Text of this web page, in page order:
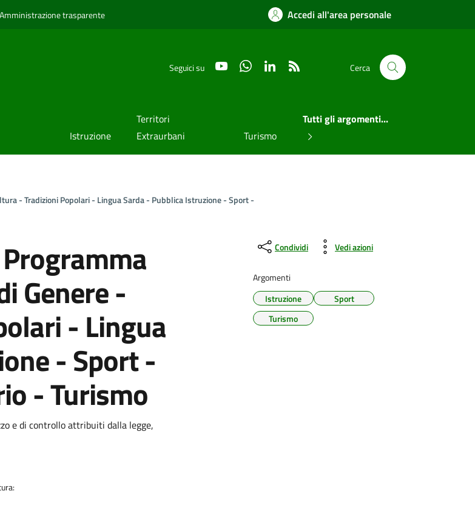
Amministrazione trasparente Accedi all'area personale
Seguici su YouTube WhatsAppLinkedIn Cerca
Istruzione
Territori
Extraurbani
Turismo
Tutti gli argomenti...
- Tradizioni Popolari - Lingua Sarda - Pubblica Istruzione - Sport -
Genere -
- Lingua
- Sport -
- Turismo
e di controllo attribuiti dalla legge,
Condividi Vedi azioni
Argomenti
Istruzione
Sport
Turismo